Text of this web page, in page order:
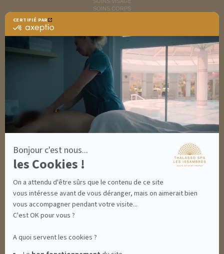
CERTIFIÉ PAR
certifié
En
Axeptio
Bonjour c'est nous...
les Cookies !
On a attendu d'être sûrs que le contenu de ce site
vous intéresse avant de vous déranger, mais on aimerait bien
vous accompagner pendant votre visite...
C'est OK pour vous ?
A quoi servent les cookies ?
SOINS CORPS
SOLAIRES
NUTRITION / INFUSIONS
OUTLET
DÉCOUVRIR EN IMAGES
NEWSLETTERS
8 BONNES RAISONS DE VENIR
MON COMPTE
MENTIONS LÉGALES
CONDITIONS GÉNÉRALES - BONS CADEAUX
POLITIQUE DE CONFIDENTIALITÉ
THALASSO SPA LES ISSAMBRES - RÉSIDENCE LES CALANQUES PIERRE &